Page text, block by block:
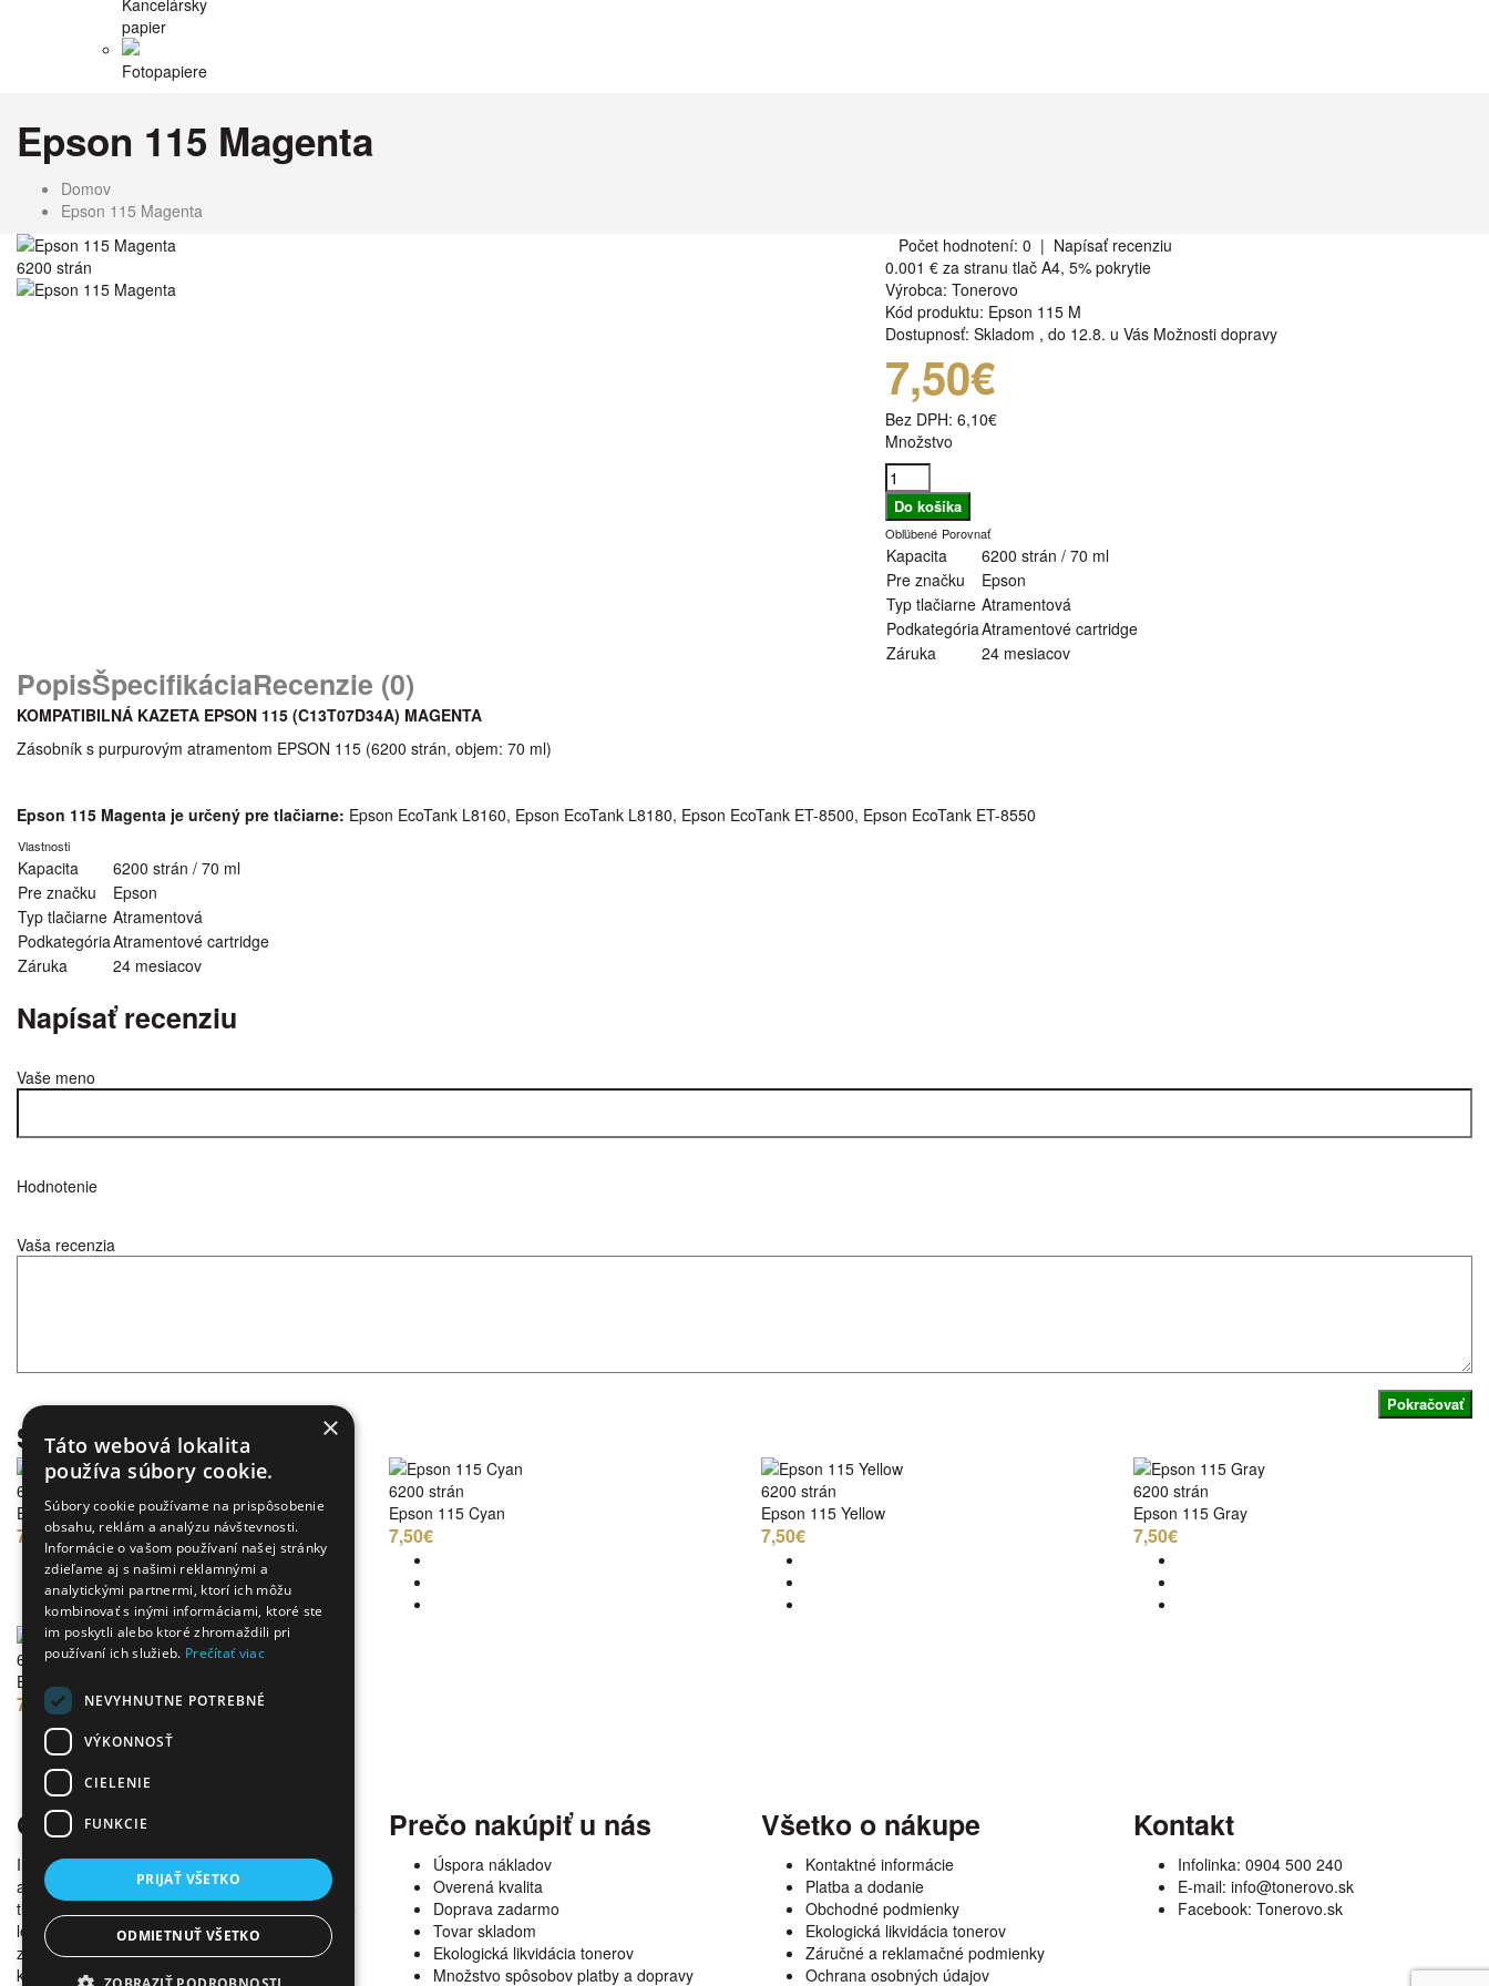
papier
Fotopapiere
Epson 115 Magenta
Domov
Epson 115 Magenta
6200 strán
Počet hodnotení: 0 | Napísať recenziu
0.001 € za stranu tlač A4, 5% pokrytie
Výrobca: Tonerovo
Kód produktu: Epson 115 M
Dostupnosť: Skladom , do 12.8. u Vás Možnosti dopravy
7,50€
Bez DPH: 6,10€
Množstvo
Obľúbené Porovnať
Kapacita
6200 strán / 70 ml
Pre značku
Epson
Typ tlačiarne Atramentová
PodkategóriaAtramentové cartridge
Záruka
24 mesiacov
PopisŠpecifikáciaRecenzie (0)
KOMPATIBILNÁ KAZETA EPSON 115 (C13T07D34A) MAGENTA
Zásobník s purpurovým atramentom EPSON 115 (6200 strán, objem: 70 ml)
Epson 115 Magenta je určený pre tlačiarne: Epson EcoTank L8160, Epson EcoTank L8180, Epson EcoTank ET-8500, Epson EcoTank ET-8550
Vlastnosti
Kapacita
6200 strán / 70 ml
Pre značku
Epson
Typ tlačiarne Atramentová
PodkategóriaAtramentové cartridge
Záruka
24 mesiacov
Napísať recenziu
Vaše meno
Hodnotenie
Vaša recenzia
Pokračovať
Súvisiace produkty
6200 strán
Epson 115 Black
7,50€
6200 strán
Epson 115 Cyan
7,50€
6200 strán
Epson 115 Yellow
7,50€
6200 strán
Epson 115 Gray
7,50€
6200 strán
Epson 115 Photo Black
7,50€
O nás
Internetový obchod ponúka širokú paletu
alternatívneho spotrebného materiálu pre
tlačiarne, kopírky a faxy. V našej ponuke nájdete
len alternatívne kazety všetkých dostupných
značiek spĺňajúce tie najvyššie požiadavky na
kvalitu s garanciou bezproblémovosti tlače.
Prečo nakúpiť u nás
Úspora nákladov
Overená kvalita
Doprava zadarmo
Tovar skladom
Ekologická likvidácia tonerov
Množstvo spôsobov platby a dopravy
Všetko o nákupe
Kontaktné informácie
Platba a dodanie
Obchodné podmienky
Ekologická likvidácia tonerov
Záručné a reklamačné podmienky
Ochrana osobných údajov
Kontakt
Infolinka: 0904 500 240
E-mail: info@tonerovo.sk
Facebook: Tonerovo.sk
×
Táto webová lokalita
používa súbory cookie.
Súbory cookie používame na prispôsobenie
obsahu, reklám a analýzu návštevnosti.
Informácie o vašom používaní našej stránky
zdieľame aj s našimi reklamnými a
analytickými partnermi, ktorí ich môžu
kombinovať s inými informáciami, ktoré ste
im poskytli alebo ktoré zhromaždili pri
používaní ich služieb. Prečítať viac
NEVYHNUTNE POTREBNÉ
VÝKONNOSŤ
CIELENIE
FUNKCIE
PRIJAŤ VŠETKO
ODMIETNUŤ VŠETKO